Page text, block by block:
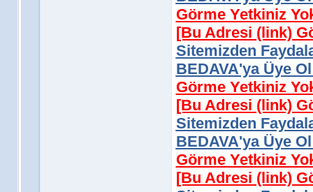
Görme Yetkiniz
[Bu Adresi (link)
Sitemizden
BEDAVA'ya Üye
Görme Yetkiniz
[Bu Adresi (link)
Sitemizden
BEDAVA'ya Üye
Görme Yetkiniz
[Bu Adresi (link)